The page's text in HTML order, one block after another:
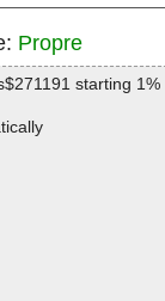
Propre
starting 1%